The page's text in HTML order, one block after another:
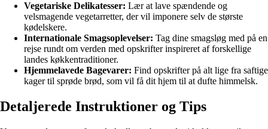
Vegetariske Delikatesser: Lær at lave spændende og
velsmagende vegetarretter, der vil imponere selv de største
kødelskere.
Internationale Smagsoplevelser: Tag dine smagsløg med på en
rejse rundt om verden med opskrifter inspireret af forskellige
landes køkkentraditioner.
Hjemmelavede Bagevarer: Find opskrifter på alt lige fra saftige
kager til sprøde brød, som vil få dit hjem til at dufte himmelsk.
Detaljerede Instruktioner og Tips